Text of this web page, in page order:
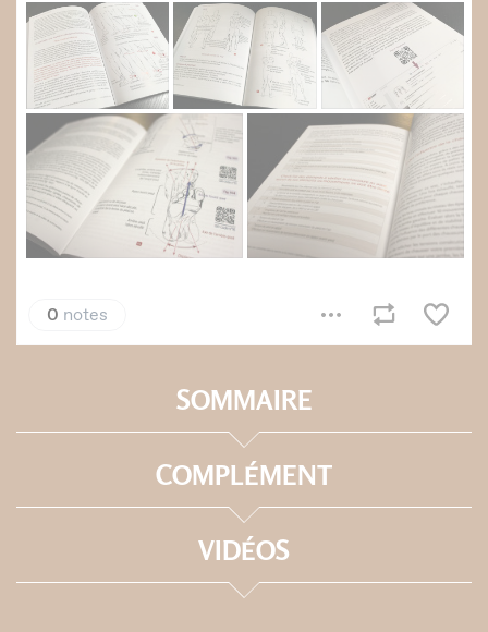
SOMMAIRE
COMPLÉMENT
VIDÉOS